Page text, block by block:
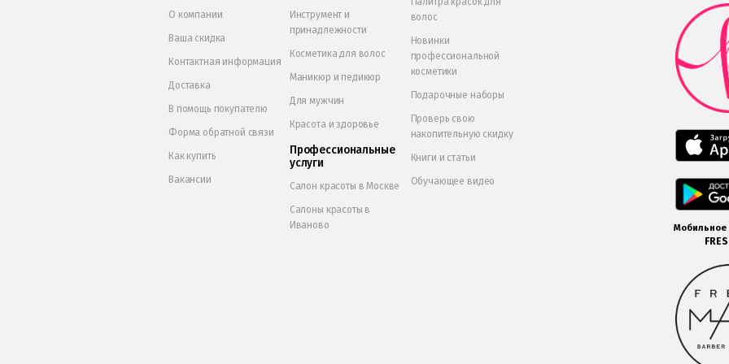
О компании
Ваша скидка
Контактная информация
Доставка
В помощь покупателю
Форма обратной связи
Как купить
Вакансии
Инструмент и
принадлежности
Косметика для волос
Маникюр и педикюр
Для мужчин
Красота и здоровье
Профессиональные
услуги
Салон красоты в Москве
Салоны красоты в
Иваново
волос
Новинки
профессиональной
косметики
Подарочные наборы
Проверь свою
накопительную скидку
Книги и статьи
Обучающее видео
Мобильное